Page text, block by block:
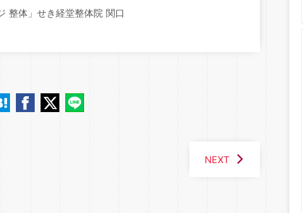
整体」せき経堂整体院 関口
NEXT